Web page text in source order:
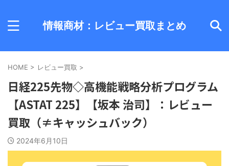
情報商材：レビュー買取まとめ
HOME > レビュー買取 >
日経225先物◇高機能戦略分析プログラム
【ASTAT 225】【坂本 治司】：レビュー
買取（≠キャッシュバック）
2024年6月10日